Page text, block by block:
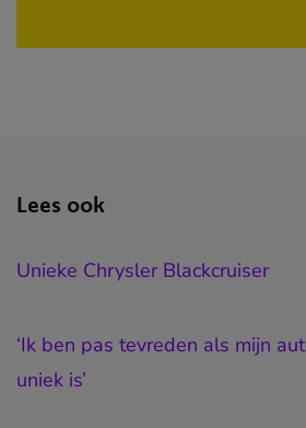
Lees ook
Unieke Chrysler Blackcruiser
‘Ik ben pas tevreden als mijn
uniek is’